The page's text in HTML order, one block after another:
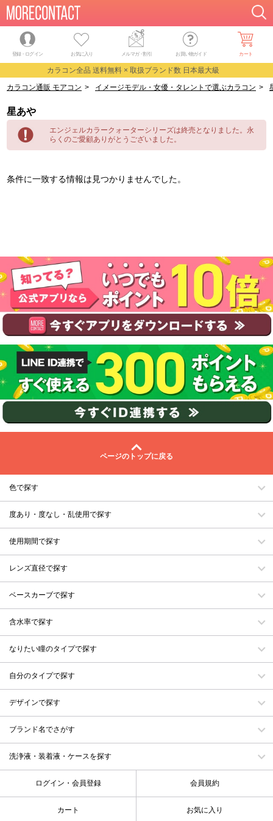
登録・ログイン お気に入り メルマガ・割引 お買い物ガイド カート
カラコン全品 送料無料 × 取扱ブランド数 日本最大級
カラコン通販 モアコン > イメージモデル・女優・タレントで選ぶカラコン >
星あや
エンジェルカラークォーターシリーズは終売となりました。永
らくのご愛顧ありがとうございました。
条件に一致する情報は見つかりませんでした。
ページのトップに戻る
色で探す
度あり・度なし・乱使用で探す
使用期間で探す
レンズ直径で探す
ベースカーブで探す
含水率で探す
なりたい瞳のタイプで探す
自分のタイプで探す
デザインで探す
ブランド名でさがす
洗浄液・装着液・ケースを探す
ログイン・会員登録 会員規約
カート お気に入り